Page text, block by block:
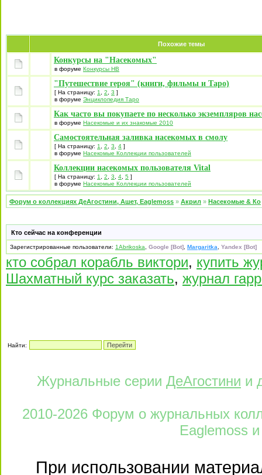
Похожие темы
Конкурсы на "Насекомых"
в форуме Конкурсы НВ
"Путешествие героя" (книги, фильмы и Таро)
[ На страницу: 1 2 3 ]
в форуме Энциклопедия Таро
Как часто вы покупаете по несколько экземпляров
в форуме Насекомые и их знакомые 2010
Самостоятельная заливка насекомых в смолу
[ На страницу: 1 2 3 4 ]
в форуме Насекомые Коллекции пользователей
Коллекции насекомых пользователя Vital
[ На страницу: 1 2 3 4 5 ]
в форуме Насекомые Коллекции пользователей
Форум о коллекциях ДеАгостини, Ашет, Eaglemoss » Акрил » Насекомые & Ко
Кто сейчас на конференции
Зарегистрированные пользователи: 1Abrikoska Google [Bot] Margaritka Yandex [Bot]
кто собрал корабль виктори, купить
Шахматный курс заказать, журнал
Найти:
Журнальные серии ДеАгостини и
2010-2026 Форум о журнальных
Eaglemoss и
При использовании